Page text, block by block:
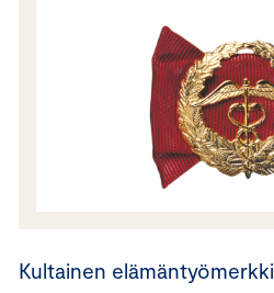
Kultainen elämäntyömerkki